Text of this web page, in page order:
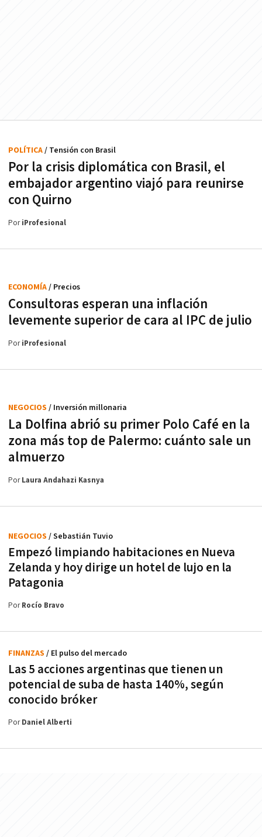
Por la crisis diplomática con Brasil, el
embajador argentino viajó para reunirse
con Quirno
POLÍTICA/ Tensión con Brasil
PoriProfesional
Consultoras esperan una inflación
levemente superior de cara al IPC de julio
ECONOMÍA/ Precios
PoriProfesional
La Dolfina abrió su primer Polo Café en la
zona más top de Palermo: cuánto sale un
almuerzo
NEGOCIOS / Inversión millonaria
PorLaura Andahazi Kasnya
Empezó limpiando habitaciones en Nueva
Zelanda y hoy dirige un hotel de lujo en la
Patagonia
NEGOCIOS / Sebastián Tuvio
PorRocío Bravo
Las 5 acciones argentinas que tienen un
potencial de suba de hasta 140%, según
conocido bróker
FINANZAS / El pulso del mercado
PorDaniel Alberti